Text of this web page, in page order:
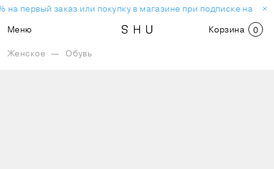
на первый заказ или покупку в магазине при подписке на
Меню
Корзина 0
Женское — Обувь